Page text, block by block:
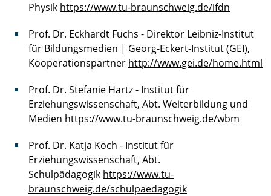
Physik https://www.tu-braunschweig.de/ifdn
Prof. Dr. Eckhardt Fuchs - Direktor Leibniz-Institut
für Bildungsmedien | Georg-Eckert-Institut (GEI),
Kooperationspartner http://www.gei.de/home.html
Prof. Dr. Stefanie Hartz - Institut für
Erziehungswissenschaft, Abt. Weiterbildung und
Medien https://www.tu-braunschweig.de/wbm
Prof. Dr. Katja Koch - Institut für
Erziehungswissenschaft, Abt.
Schulpädagogik https://www.tu-
braunschweig.de/schulpaedagogik